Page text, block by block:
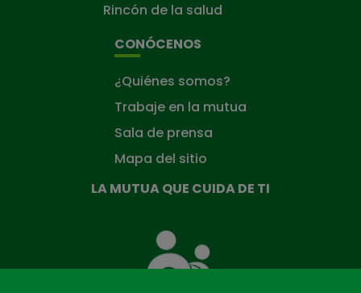
Rincón de la salud
CONÓCENOS
¿Quiénes somos?
Trabaje en la mutua
Sala de prensa
Mapa del sitio
LA MUTUA QUE CUIDA DE TI
Mutua
que